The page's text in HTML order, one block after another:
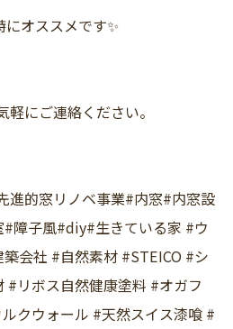
オススメです✨
軽にご連絡ください。
進的窓リノベ事業#内窓#内窓設
障子風#diy#生きている家 #ウ
会社 #自然素材 #STEICO #シ
#リボス自然健康塗料 #オガフ
クウォール #天然スイス漆喰 #